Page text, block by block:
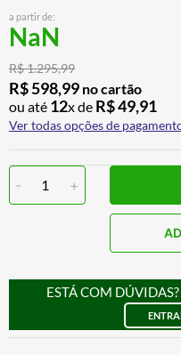
a partir de:
NaN
R$1.295,99
R$598,99 no cartão
ou até 12x de R$49,91
Ver todas opções de
- 1 +
ESTÁ COM
7º
9º CALÇA
10 º BOTAS